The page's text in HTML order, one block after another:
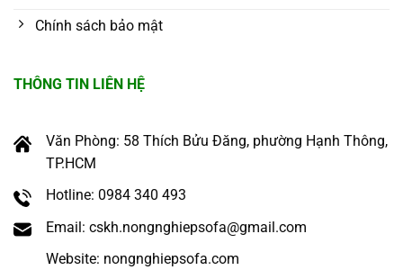
Chính sách bảo mật
THÔNG TIN LIÊN HỆ
Văn Phòng: 58 Thích Bửu Đăng, phường Hạnh Thông,
TP.HCM
Hotline: 0984 340 493
Email: cskh.nongnghiepsofa@gmail.com
Website: nongnghiepsofa.com